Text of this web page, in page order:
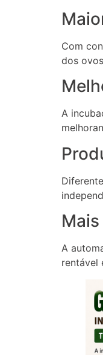
Com
dos
A
A
rentável